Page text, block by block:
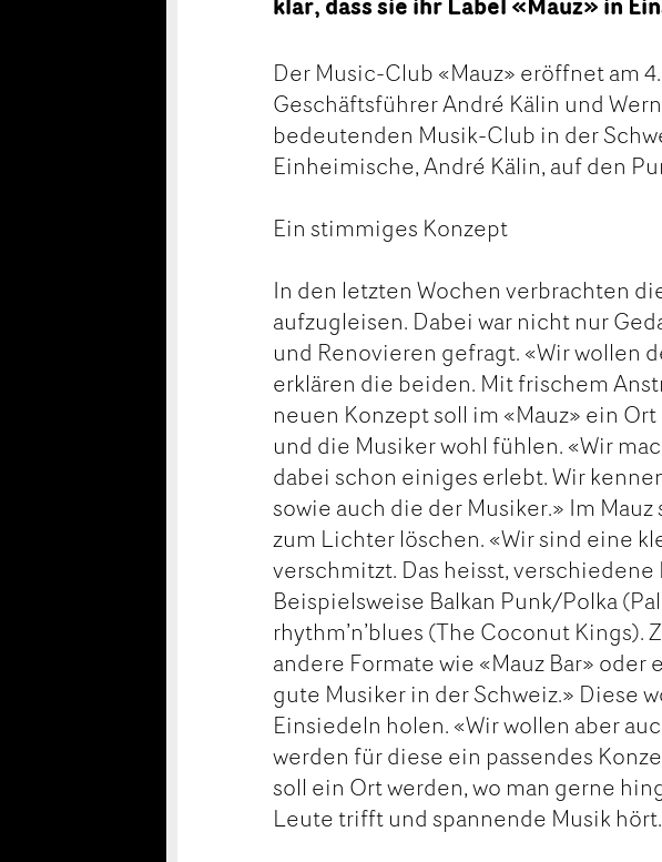
Der Music-Club «Mauz» eröffnet am
Geschäftsführer André Kälin und
bedeutenden Musik-Club in der
Einheimische, André Kälin, auf den
Ein stimmiges Konzept
In den letzten Wochen verbrachten
aufzugleisen. Dabei war nicht nur
und Renovieren gefragt. «Wir wollen
erklären die beiden. Mit frischem
neuen Konzept soll im «Mauz» ein
und die Musiker wohl fühlen. «Wir
dabei schon einiges erlebt. Wir
sowie auch die der Musiker.» Im
zum Lichter löschen. «Wir sind eine
verschmitzt. Das heisst,
Beispielsweise Balkan Punk/Polka
rhythm’n’blues (The Coconut
andere Formate wie «Mauz Bar» oder
gute Musiker in der Schweiz.» Diese
Einsiedeln holen. «Wir wollen aber
werden für diese ein passendes
soll ein Ort werden, wo man gerne
Leute trifft und spannende Musik hört.